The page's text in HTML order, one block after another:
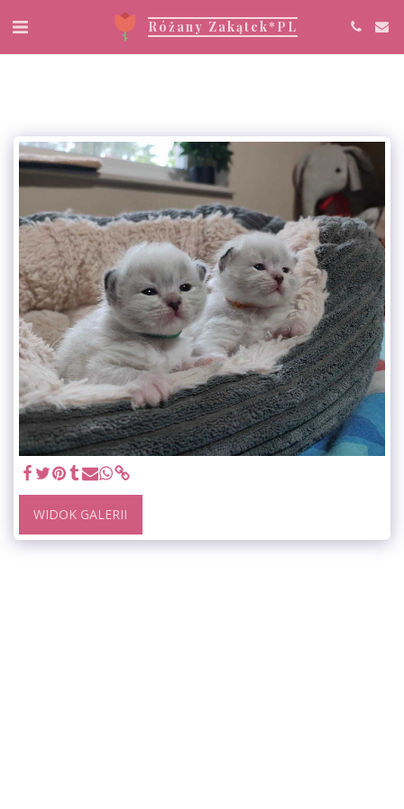
Różany Zakątek*PL
WIDOK GALERII